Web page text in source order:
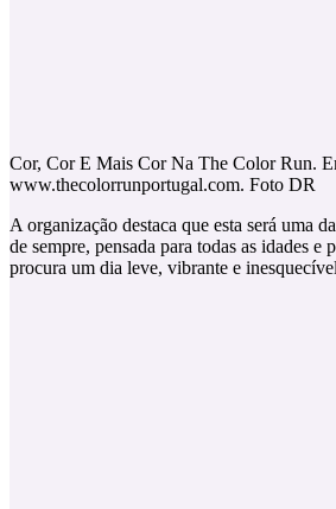
Cor, Cor E Mais Cor Na The Color Run.
www.thecolorrunportugal.com. Foto DR
A organização destaca que esta será uma
de sempre, pensada para todas as idades e
procura um dia leve, vibrante e